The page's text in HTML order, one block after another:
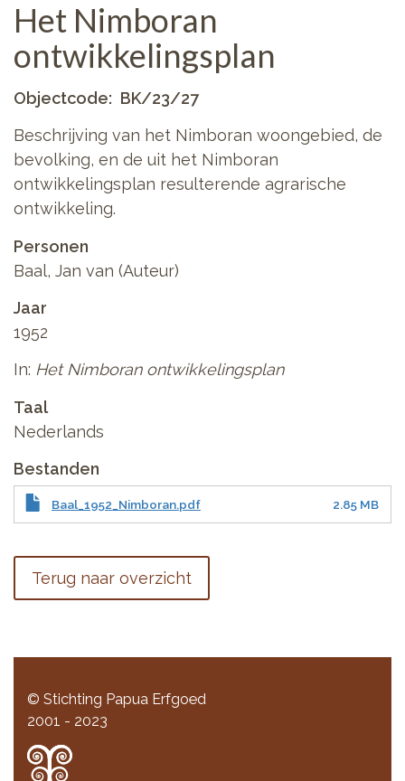
Het Nimboran
ontwikkelingsplan
Objectcode
BK/23/27
Beschrijving van het Nimboran woongebied, de
bevolking, en de uit het Nimboran
ontwikkelingsplan resulterende agrarische
ontwikkeling.
Personen
Baal, Jan van (Auteur)
Jaar
1952
In: Het Nimboran ontwikkelingsplan
Taal
Nederlands
Bestanden
Baal_1952_Nimboran.pdf 2.85 MB
Terug naar overzicht
© Stichting Papua Erfgoed
2001 - 2023